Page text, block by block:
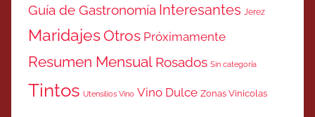
Guía de Gastronomía Interesantes Jerez
MaridajesOtros Próximamente
Resumen Mensual Rosados Sin categoría
Tintos Utensilios Vino Vino Dulce Zonas Vinicolas